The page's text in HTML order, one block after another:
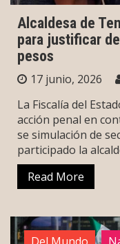
Alcaldesa de
para justificar
pesos
17 junio, 2026
La Fiscalía del
acción penal en
se simulación de
participado la
Read More